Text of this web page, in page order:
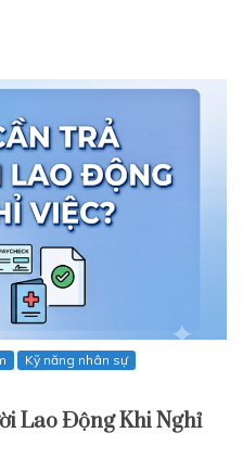
Kỹ năng nhân sự
Lao Động Khi Nghỉ